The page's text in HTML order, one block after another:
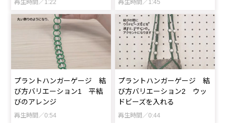
再生時間／1:22 再生時間／1:45
プラントハンガーゲージ 結
び方バリエーション1 平結
びのアレンジ
再生時間／0:54
プラントハンガーゲージ 結
び方バリエーション2 ウッ
ドビーズを入れる
再生時間／0:44